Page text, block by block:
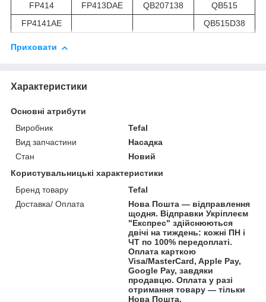
FP414
FP413DAE QB207138
QB515
FP4141AE
QB515D38
Приховати
Характеристики
Основні атрибути
Виробник
Tefal
Вид запчастини
Насадка
Стан
Новий
Користувальницькі характеристики
Бренд товару
Tefal
Доставка/ Оплата
Нова Пошта — відправлення
щодня. Відправки Укріплеєм
"Експрес" здійснюються
двічі на тиждень: кожні ПН і
ЧТ по 100% передоплаті.
Оплата карткою
Visa/MasterCard, Apple Pay,
Google Pay, завдяки
продавцю. Оплата у разі
отримання товару — тільки
Нова Пошта.